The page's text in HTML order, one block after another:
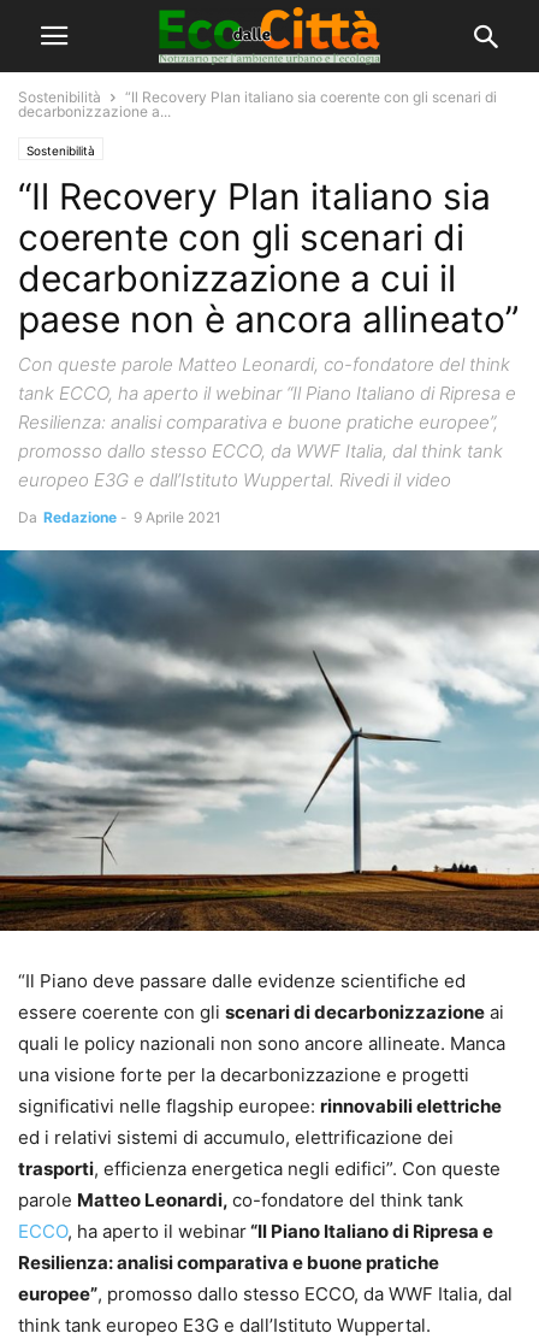
Sostenibilità
“Il Recovery Plan italiano sia coerente con gli scenari di
decarbonizzazione a...
Sostenibilità
“Il Recovery Plan italiano sia
coerente con gli scenari di
decarbonizzazione a cui il
paese non è ancora allineato”
Con queste parole Matteo Leonardi, co-fondatore del think
tank ECCO, ha aperto il webinar “Il Piano Italiano di Ripresa e
Resilienza: analisi comparativa e buone pratiche europee”,
promosso dallo stesso ECCO, da WWF Italia, dal think tank
europeo E3G e dall’Istituto Wuppertal. Rivedi il video
Da Redazione - 9 Aprile 2021
“Il Piano deve passare dalle evidenze scientifiche ed
essere coerente con gli scenari di decarbonizzazione ai
quali le policy nazionali non sono ancore allineate. Manca
una visione forte per la decarbonizzazione e progetti
significativi nelle flagship europee: rinnovabili elettriche
ed i relativi sistemi di accumulo, elettrificazione dei
trasporti, efficienza energetica negli edifici”. Con queste
parole Matteo Leonardi, co-fondatore del think tank
ECCO, ha aperto il webinar“Il Piano Italiano di Ripresa e
Resilienza: analisi comparativa e buone pratiche
europee”, promosso dallo stesso ECCO, da WWF Italia, dal
think tank europeo E3G e dall’Istituto Wuppertal.